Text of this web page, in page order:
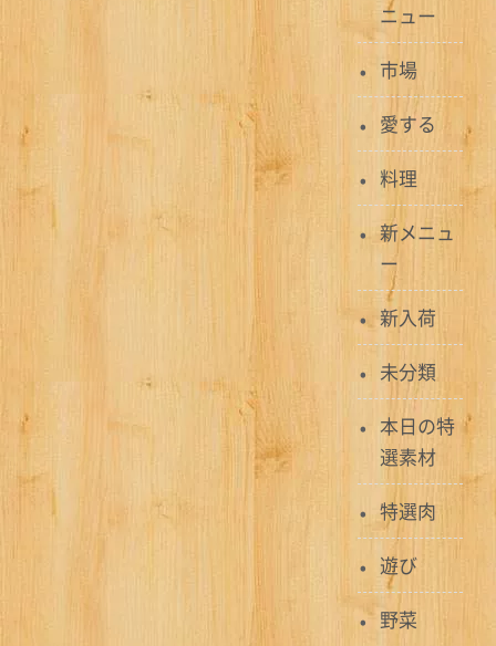
ニュー
市場
愛する
料理
新メニュ
ー
新入荷
未分類
本日の特
選素材
特選肉
遊び
野菜